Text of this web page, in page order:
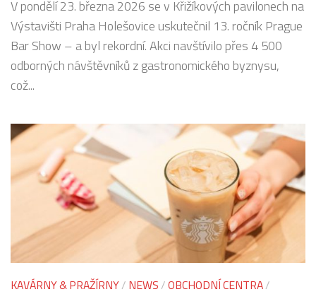
V pondělí 23. března 2026 se v Křižíkových pavilonech na
Výstavišti Praha Holešovice uskutečnil 13. ročník Prague
Bar Show – a byl rekordní. Akci navštívilo přes 4 500
odborných návštěvníků z gastronomického byznysu,
což...
KAVÁRNY & PRAŽÍRNY/ NEWS /OBCHODNÍ CENTRA/